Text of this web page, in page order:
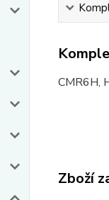
CMR6H,
Zboží